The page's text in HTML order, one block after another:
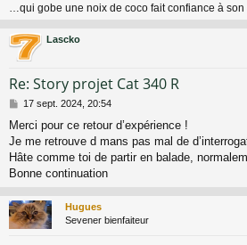
…qui gobe une noix de coco fait confiance à
Lascko
Re: Story projet Cat 340 R
M
s
s
a
g
17 sept. 2024, 20:54
Merci pour ce retour d’expérience !
Je me retrouve d mans pas mal de
Hâte comme toi de partir en balade,
Bonne continuation
Hugues
Sevener bienfaiteur